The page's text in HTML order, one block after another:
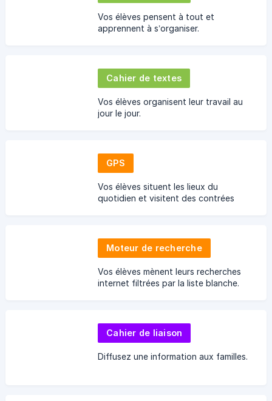
Vos élèves pensent à tout et
apprennent à s’organiser.
Cahier de textes
Vos élèves organisent leur travail au
jour le jour.
GPS
Vos élèves situent les lieux du
quotidien et visitent des contrées
Moteur de recherche
Vos élèves mènent leurs recherches
internet filtrées par la liste blanche.
Cahier de liaison
Diffusez une information aux familles.